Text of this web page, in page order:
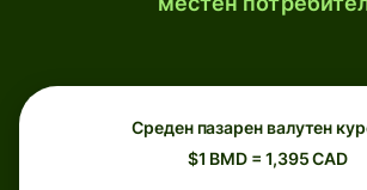
Среден пазарен валутен
$1 BMD = 1,395 CAD